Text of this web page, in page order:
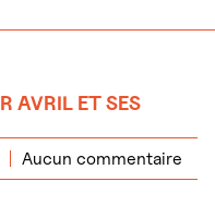
AVRIL ET SES
Aucun commentaire